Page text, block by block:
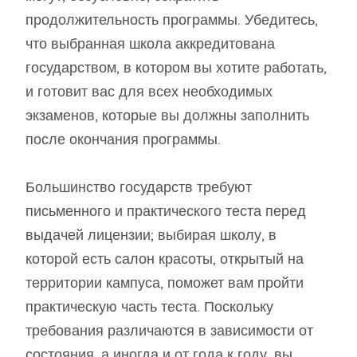
продолжительность программы. Убедитесь,
что выбранная школа аккредитована
государством, в котором вы хотите работать,
и готовит вас для всех необходимых
экзаменов, которые вы должны заполнить
после окончания программы.
Большинство государств требуют
письменного и практического теста перед
выдачей лицензии; выбирая школу, в
которой есть салон красоты, открытый на
территории кампуса, поможет вам пройти
практическую часть теста. Поскольку
требования различаются в зависимости от